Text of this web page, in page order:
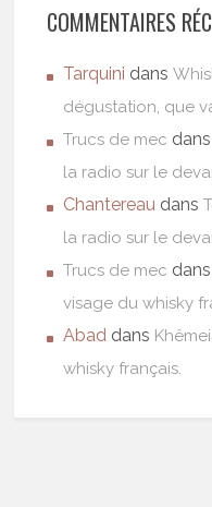
COMMENTAIRES
Tarquini dans
dégustation, que
Trucs de mec
la radio sur le
Chantereau dans
la radio sur le
Trucs de mec dans
visage du whisky
Abad dans
whisky français.